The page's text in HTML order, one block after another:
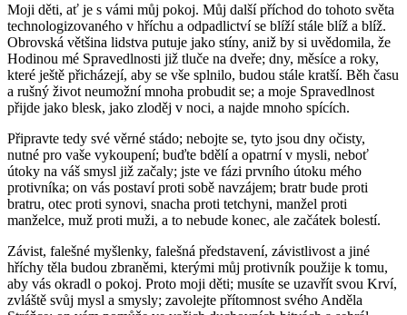
Moji děti, ať je s vámi můj pokoj. Můj další příchod do tohoto světa
technologizovaného v hříchu a odpadlictví se blíží stále blíž a blíž.
Obrovská většina lidstva putuje jako stíny, aniž by si uvědomila, že
Hodinou mé Spravedlnosti již tluče na dveře; dny, měsíce a roky,
které ještě přicházejí, aby se vše splnilo, budou stále kratší. Běh času
a rušný život neumožní mnoha probudit se; a moje Spravedlnost
přijde jako blesk, jako zloděj v noci, a najde mnoho spících.
Připravte tedy své věrné stádo; nebojte se, tyto jsou dny očisty,
nutné pro vaše vykoupení; buďte bdělí a opatrní v mysli, neboť
útoky na váš smysl již začaly; jste ve fázi prvního útoku mého
protivníka; on vás postaví proti sobě navzájem; bratr bude proti
bratru, otec proti synovi, snacha proti tetchyni, manžel proti
manželce, muž proti muži, a to nebude konec, ale začátek bolestí.
Závist, falešné myšlenky, falešná představení, závistlivost a jiné
hříchy těla budou zbraněmi, kterými můj protivník použije k tomu,
aby vás okradl o pokoj. Proto moji děti; musíte se uzavřít svou Krví,
zvláště svůj mysl a smysly; zavolejte přítomnost svého Anděla